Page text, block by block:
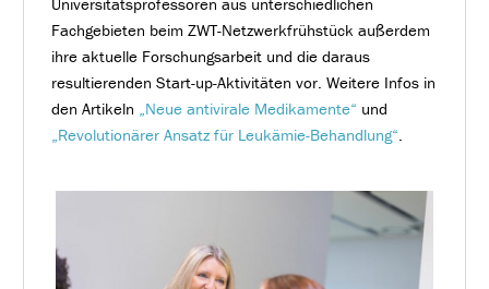
Universitätsprofessoren aus unterschiedlichen
Fachgebieten beim ZWT-Netzwerkfrühstück außerdem
ihre aktuelle Forschungsarbeit und die daraus
resultierenden Start-up-Aktivitäten vor. Weitere Infos in
den Artikeln „Neue antivirale Medikamente“ und
„Revolutionärer Ansatz für Leukämie-Behandlung“.